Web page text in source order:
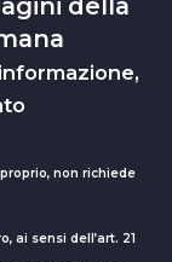
della
non richiede
ai sensi dell’art. 21